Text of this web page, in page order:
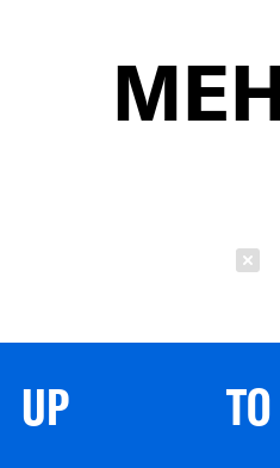
UP